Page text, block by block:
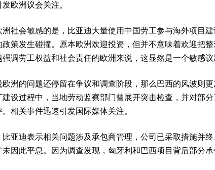
欧洲议会关注。
会敏感的是，比亚迪大量使用中国劳工参与海外项目建
策发生碰撞。原本欧洲欢迎投资，但并不意味着欢迎把整
强调劳工权益和社会责任的欧洲来说，这显然是一个敏感议
的问题还停留在争议和调查阶段，那么巴西的风波则更
建设过程中，当地劳动监察部门曾展开突击检查，并对部
相关事件迅速引发国际媒体关注。
迪表示相关问题涉及承包商管理，公司已采取措施并终
因此平息。因为调查发现，匈牙利和巴西项目背后部分承